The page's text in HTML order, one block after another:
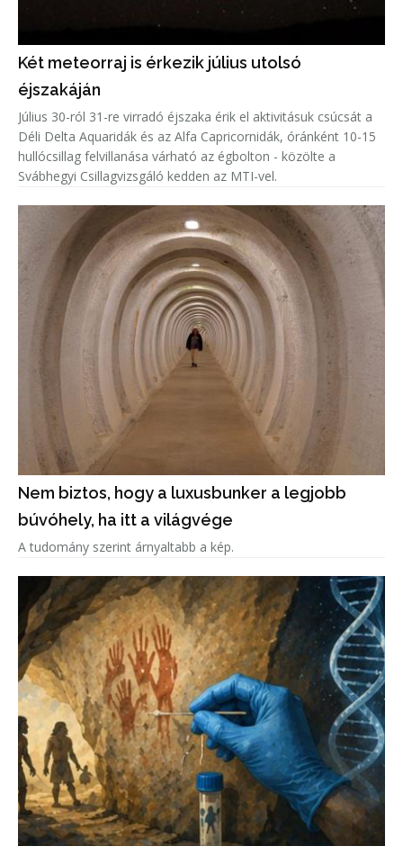
Két meteorraj is érkezik július utolsó
éjszakáján
Július 30-ról 31-re virradó éjszaka érik el aktivitásuk csúcsát a
Déli Delta Aquaridák és az Alfa Capricornidák, óránként 10-15
hullócsillag felvillanása várható az égbolton - közölte a
Svábhegyi Csillagvizsgáló kedden az MTI-vel.
Nem biztos, hogy a luxusbunker a legjobb
búvóhely, ha itt a világvége
A tudomány szerint árnyaltabb a kép.